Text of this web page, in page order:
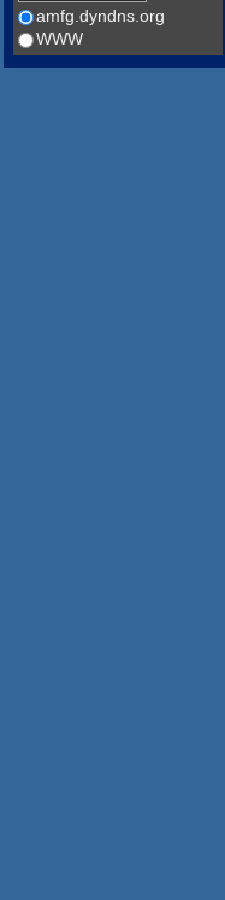
amfg.dyndns.org
WWW